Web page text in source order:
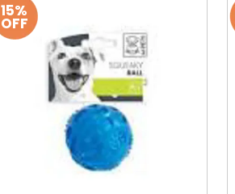
15%
OFF